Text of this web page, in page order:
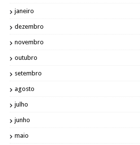
janeiro
dezembro
novembro
outubro
setembro
agosto
julho
junho
maio